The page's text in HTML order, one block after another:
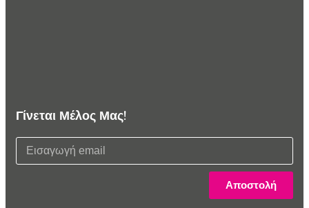
Γίνεται Μέλος Μας!
Αποστολή